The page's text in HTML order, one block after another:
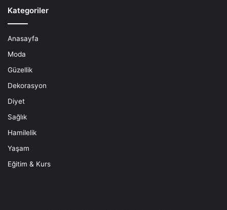
Kategoriler
Anasayfa
Moda
Güzellik
Dekorasyon
Diyet
Sağlık
Hamilelik
Yaşam
Eğitim & Kurs